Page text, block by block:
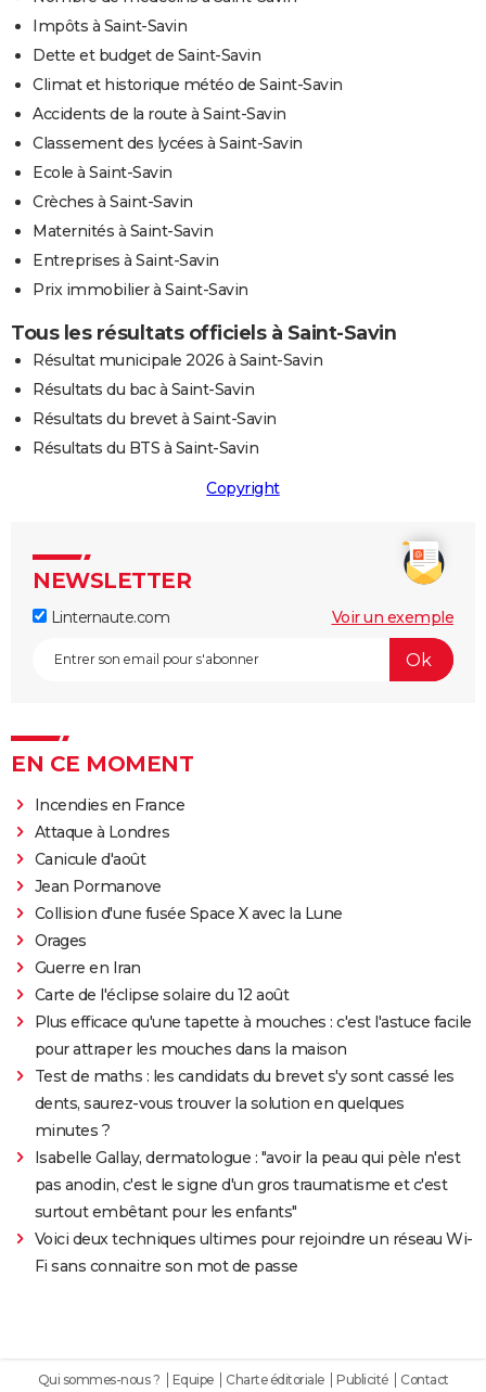
Impôts à Saint-Savin
Dette et budget de Saint-Savin
Climat et historique météo de Saint-Savin
Accidents de la route à Saint-Savin
Classement des lycées à Saint-Savin
Ecole à Saint-Savin
Crèches à Saint-Savin
Maternités à Saint-Savin
Entreprises à Saint-Savin
Prix immobilier à Saint-Savin
Tous les résultats officiels à Saint-Savin
Résultat municipale 2026 à Saint-Savin
Résultats du bac à Saint-Savin
Résultats du brevet à Saint-Savin
Résultats du BTS à Saint-Savin
Copyright
NEWSLETTER
Linternaute.com Voir un exemple
EN CE MOMENT
Incendies en France
Attaque à Londres
Canicule d'août
Jean Pormanove
Collision d'une fusée Space X avec la Lune
Orages
Guerre en Iran
Carte de l'éclipse solaire du 12 août
Plus efficace qu'une tapette à mouches : c'est l'astuce facile
pour attraper les mouches dans la maison
Test de maths : les candidats du brevet s'y sont cassé les
dents, saurez-vous trouver la solution en quelques
minutes ?
Isabelle Gallay, dermatologue : "avoir la peau qui pèle n'est
pas anodin, c'est le signe d'un gros traumatisme et c'est
surtout embêtant pour les enfants"
Voici deux techniques ultimes pour rejoindre un réseau Wi-
Fi sans connaitre son mot de passe
Qui sommes-nous ? Equipe Charte éditoriale Publicité Contact